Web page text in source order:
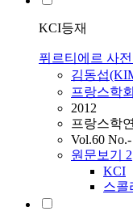
KCI등재
퓌르티에르 사
김동섭
프랑스학회
2012
프랑스학
Vol.60 No.-
원문보기 2
KCI
스콜